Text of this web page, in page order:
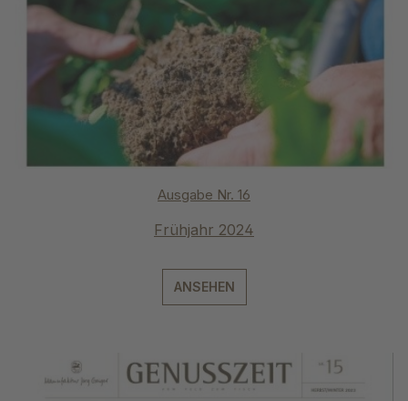
Ausgabe Nr. 16
Frühjahr 2024
ANSEHEN